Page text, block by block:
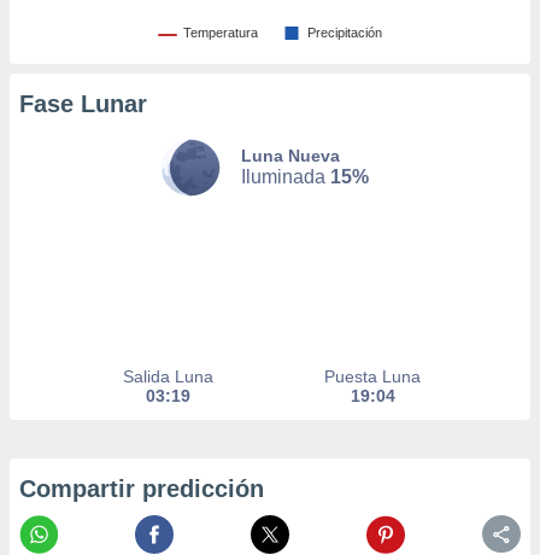
en
Temperatura Precipitación
Fase Lunar
Luna Nueva
Iluminada 15%
Salida Luna
03:19
Puesta Luna
19:04
Compartir predicción